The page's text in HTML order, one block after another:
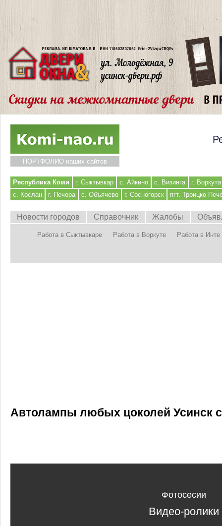
ПОРТФОЛИО наших сайтов
Республика Коми г. Сыктывкар с. Айкино с. Визинга
г. Воркута
с. Кослан
г. Печора с. Объячево г. Сосногорск пгт. Троицко-
Новости городов Справочник Жалобы
Работа в Сыктывкаре Работа в Воркуте Работа в Инте
Автолампы любых цоколей Усинск
Фотосесии
Видео-ролики